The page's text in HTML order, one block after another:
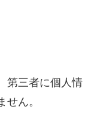
第三者に個人情
ん。